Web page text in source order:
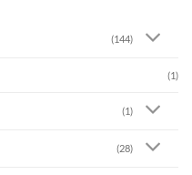
(144)
(1)
(1)
(28)